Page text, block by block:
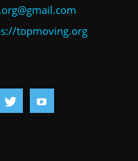
topmoving.org